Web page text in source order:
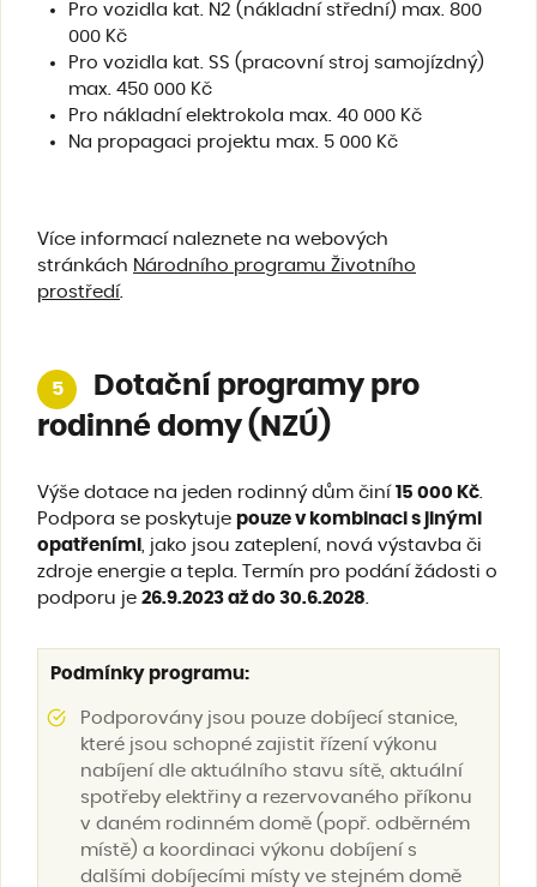
Pro vozidla kat. N2 (nákladní střední) max. 800
000 Kč
Pro vozidla kat. SS (pracovní stroj samojízdný)
max. 450 000 Kč
Pro nákladní elektrokola max. 40 000 Kč
Na propagaci projektu max. 5 000 Kč
Více informací naleznete na webových
stránkách Národního programu Životního
prostředí.
5
Dotační programy pro
rodinné domy (NZÚ)
Výše dotace na jeden rodinný dům činí 15 000 Kč.
Podpora se poskytuje pouze v kombinaci s jinými
opatřeními, jako jsou zateplení, nová výstavba či
zdroje energie a tepla. Termín pro podání žádosti o
podporu je 26.9.2023 až do 30.6.2028.
Podmínky programu:
Podporovány jsou pouze dobíjecí stanice,
které jsou schopné zajistit řízení výkonu
nabíjení dle aktuálního stavu sítě, aktuální
spotřeby elektřiny a rezervovaného příkonu
v daném rodinném domě (popř. odběrném
místě) a koordinaci výkonu dobíjení s
dalšími dobíjecími místy ve stejném domě